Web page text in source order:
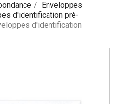
Enveloppes
d'identification pré-
d'identification